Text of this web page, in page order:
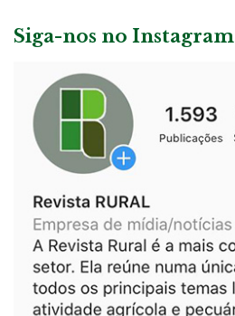
Siga-nos no Instagram